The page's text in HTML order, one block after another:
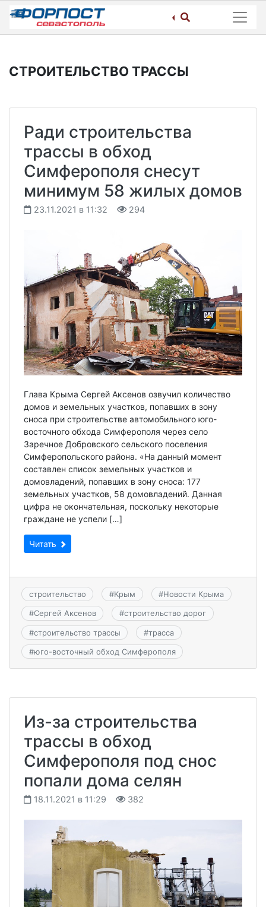
Skip
content
СТРОИТЕЛЬСТВО ТРАССЫ
Ради строительства
трассы в обход
Симферополя снесут
минимум 58 жилых домов
23.11.2021 в 11:32 294
Глава Крыма Сергей Аксенов озвучил количество
домов и земельных участков, попавших в зону
сноса при строительстве автомобильного юго-
восточного обхода Симферополя через село
Заречное Добровского сельского поселения
Симферопольского района. «На данный момент
составлен список земельных участков и
домовладений, попавших в зону сноса: 177
земельных участков, 58 домовладений. Данная
цифра не окончательная, поскольку некоторые
граждане не успели […]
Читать
строительство #Крым #Новости Крыма
#Сергей Аксенов #строительство дорог
#строительство трассы #трасса
#юго-восточный обход Симферополя
Из-за строительства
трассы в обход
Симферополя под снос
попали дома селян
18.11.2021 в 11:29 382